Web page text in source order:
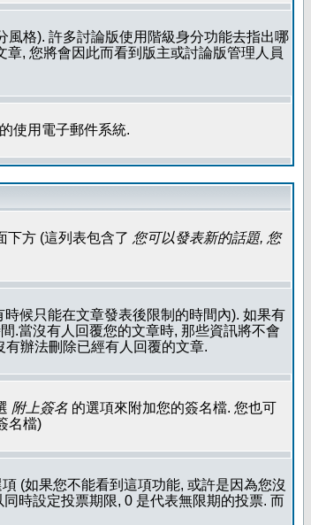
格). 許多討論版使用階級身分功能去指出哪
, 您將會因此而看到版主或討論版管理人員
使用電子郵件系統.
下方 (這列表包含了 您可以發表新的話題, 您
候只能在文章發表後限制的時間內). 如果有
.當沒有人回覆您的文章時, 那些資訊將不會
辦法刪除已經有人回覆的文章.
附上簽名 的選項來附加您的簽名檔. 您也可
名檔)
(如果您不能看到這項功能, 或許是因為您沒
時設定投票期限, 0 是代表無限期的投票. 而